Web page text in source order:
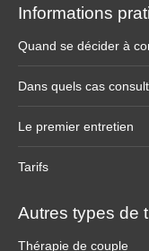
Informations
Quand se décider à
Dans quels cas
Le premier entretien
Tarifs
Autres types de
Thérapie de couple